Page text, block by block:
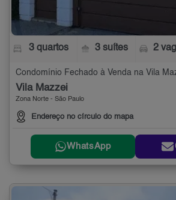
3 quartos 3 suítes 2
Vila Mazzei
Zona Norte - São Paulo
Endereço no círculo do mapa
WhatsApp